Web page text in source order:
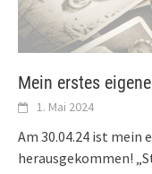
Mein erstes
1. Mai 2024
Am 30.04.24 ist mein
herausgekommen!